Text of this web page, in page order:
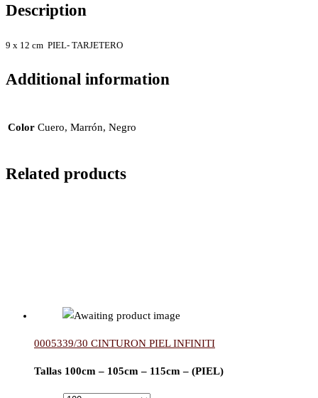
Description
9 x 12 cm PIEL- TARJETERO
Additional information
Color Cuero, Marrón, Negro
Related products
0005339/30 CINTURON PIEL INFINITI
Tallas 100cm – 105cm – 115cm – (PIEL)